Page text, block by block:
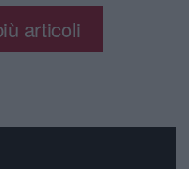
articoli